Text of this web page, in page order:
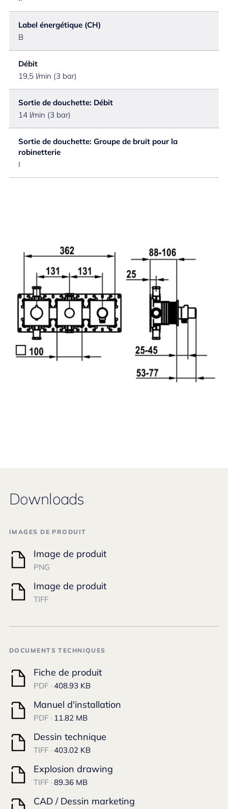
Label énergétique (CH)
B
Débit
19,5 l/min (3 bar)
Sortie de douchette: Débit
14 l/min (3 bar)
Sortie de douchette: Groupe de bruit pour la
robinetterie
I
Downloads
IMAGES DE PRODUIT
Image de produit
PNG
Image de produit
TIFF
DOCUMENTS TECHNIQUES
Fiche de produit
PDF · 408.93 KB
Manuel d'installation
PDF · 11.82 MB
Dessin technique
TIFF · 403.02 KB
Explosion drawing
TIFF · 89.36 MB
CAD / Dessin marketing